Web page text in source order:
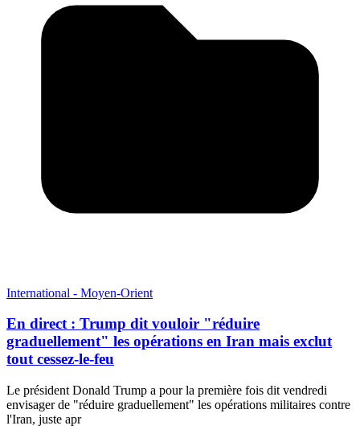
International - Moyen-Orient
En direct : Trump dit vouloir "réduire
graduellement" les opérations en Iran mais exclut
tout cessez-le-feu
Le président Donald Trump a pour la première fois dit vendredi
envisager de "réduire graduellement" les opérations militaires contre
l'Iran, juste apr